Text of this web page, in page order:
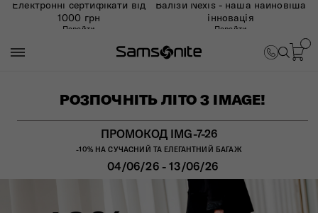
Електронні сертифікати від
1000 грн
Перейти
Валізи Nexis - наша найновіша
інновація
Перейти
РОЗПОЧНІТЬ ЛІТО З IMAGE!
ПРОМОКОД IMG-7-26
-10% НА СУЧАСНИЙ ТА ЕЛЕГАНТНИЙ БАГАЖ
04/06/26 - 13/06/26